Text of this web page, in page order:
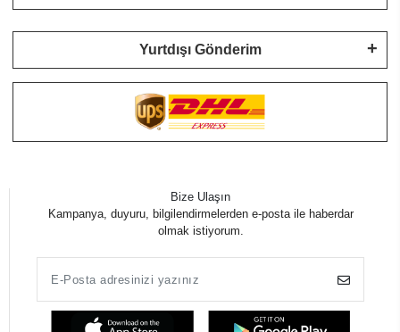
Yurtdışı Gönderim
Bize Ulaşın
Kampanya, duyuru, bilgilendirmelerden e-posta ile haberdar
olmak istiyorum.